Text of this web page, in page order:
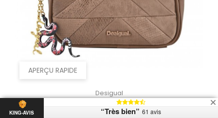
APERÇU RAPIDE
Desigual
KING-AVIS “Très bien” 61 avis